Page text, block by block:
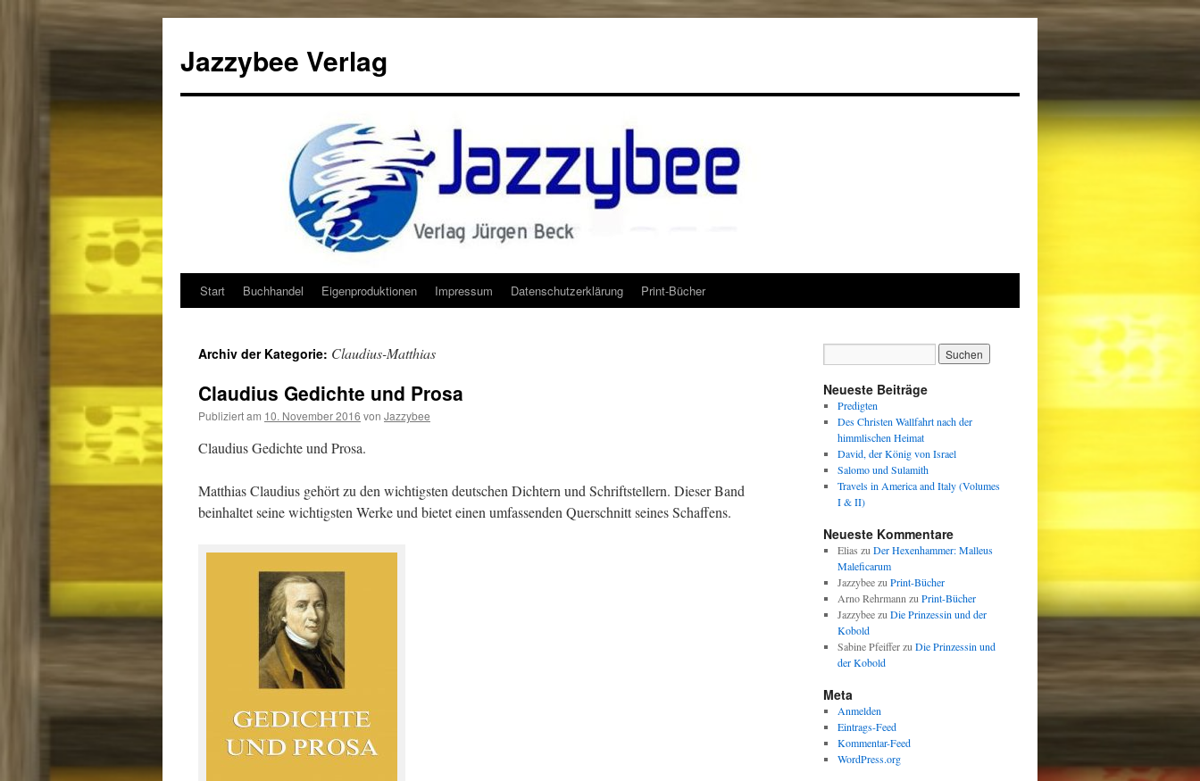
Jazzybee Verlag
Zum
springen
Start Buchhandel Eigenproduktionen Impressum Datenschutzerklärung Print-Bücher
Archiv der Kategorie: Claudius-Matthias
Claudius Gedichte und Prosa
Publiziert am 10. November 2016 von Jazzybee
Claudius Gedichte und Prosa.
Matthias Claudius gehört zu den wichtigsten deutschen Dichtern und Schriftstellern. Dieser Band
beinhaltet seine wichtigsten Werke und bietet einen umfassenden Querschnitt seines Schaffens.
Neueste Beiträge
Predigten
Des Christen Wallfahrt nach der
himmlischen Heimat
David, der König von Israel
Salomo und Sulamith
Travels in America and Italy (Volumes
I & II)
Neueste Kommentare
Elias zu Der Hexenhammer: Malleus
Maleficarum
Jazzybeezu Print-Bücher
Arno Rehrmann zu Print-Bücher
Jazzybeezu Die Prinzessin und der
Kobold
Sabine Pfeifferzu Die Prinzessin und
der Kobold
Meta
Anmelden
Eintrags-Feed
Kommentar-Feed
WordPress.org